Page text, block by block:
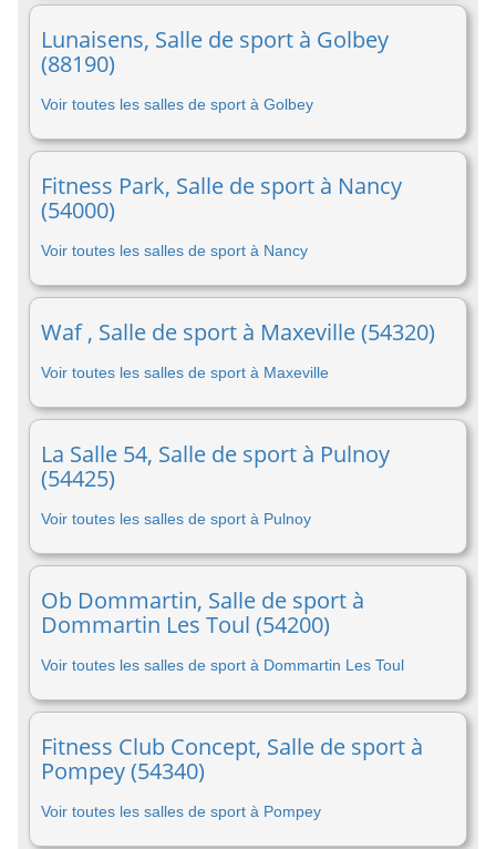
Lunaisens, Salle de sport à Golbey
(88190)
Voir toutes les salles de sport à Golbey
Fitness Park, Salle de sport à Nancy
(54000)
Voir toutes les salles de sport à Nancy
Waf , Salle de sport à Maxeville (54320)
Voir toutes les salles de sport à Maxeville
La Salle 54, Salle de sport à Pulnoy
(54425)
Voir toutes les salles de sport à Pulnoy
Ob Dommartin, Salle de sport à
Dommartin Les Toul (54200)
Voir toutes les salles de sport à Dommartin Les Toul
Fitness Club Concept, Salle de sport à
Pompey (54340)
Voir toutes les salles de sport à Pompey